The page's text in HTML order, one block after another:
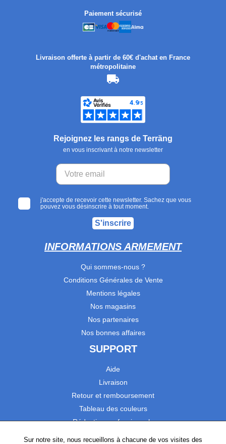
Paiement sécurisé
Livraison offerte à partir de 60€ d'achat en France
métropolitaine
Rejoignez les rangs de Terräng
en vous inscrivant à notre newsletter
j'accepte de recevoir cette newsletter. Sachez que vous
pouvez vous désinscrire à tout moment.
S'inscrire
INFORMATIONS ARMEMENT
Qui sommes-nous ?
Conditions Générales de Vente
Mentions légales
Nos magasins
Nos partenaires
Nos bonnes affaires
SUPPORT
Aide
Livraison
Retour et remboursement
Tableau des couleurs
Réduction professionnels
Catalogues
Sur notre site, nous recueillons à chacune de vos visites des